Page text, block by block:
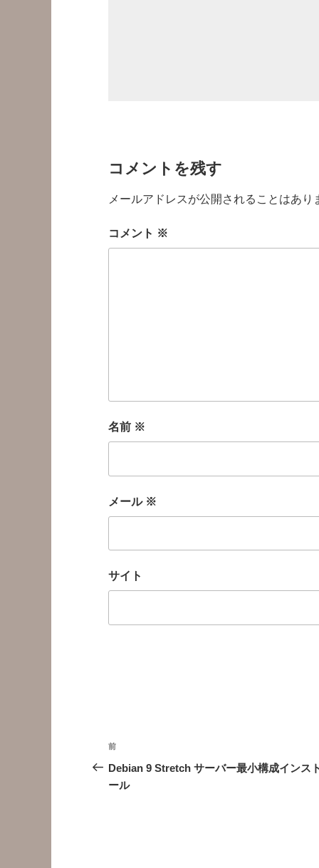
コメントを残す
メールアドレスが公開されることはあり
コメント ※
名前 ※
メール ※
サイト
投
稿
ナ
前
の
投
前
Debian 9 Stretch サーバー最小構成インスト
ール